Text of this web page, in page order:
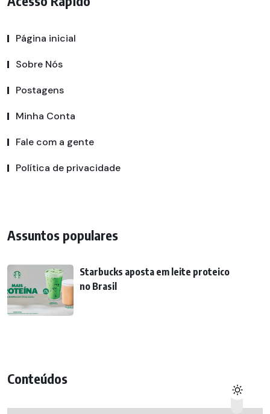
Página inicial
Sobre Nós
Postagens
Minha Conta
Fale com a gente
Política de privacidade
Assuntos populares
Starbucks aposta em leite proteico
no Brasil
Conteúdos